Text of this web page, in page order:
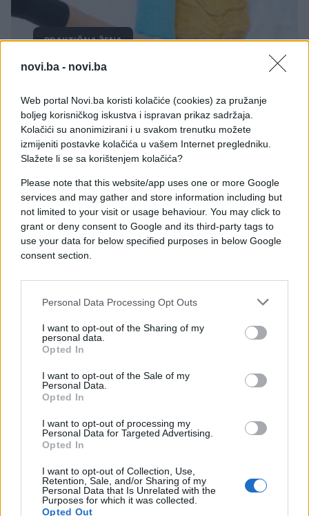
novi.ba - novi.ba
Web portal Novi.ba koristi kolačiće (cookies) za pružanje
boljeg korisničkog iskustva i ispravan prikaz sadržaja.
Kolačići su anonimizirani i u svakom trenutku možete
izmijeniti postavke kolačića u vašem Internet pregledniku.
Slažete li se sa korištenjem kolačića?
Please note that this website/app uses one or more Google
services and may gather and store information including but
not limited to your visit or usage behaviour. You may click to
grant or deny consent to Google and its third-party tags to
use your data for below specified purposes in below Google
consent section.
Personal Data Processing Opt Outs
I want to opt-out of the Sharing of my
personal data.
Opted In
I want to opt-out of the Sale of my
Personal Data.
Opted In
I want to opt-out of processing my
Personal Data for Targeted Advertising.
Opted In
I want to opt-out of Collection, Use,
Retention, Sale, and/or Sharing of my
Personal Data that Is Unrelated with the
Purposes for which it was collected.
Opted Out
PRAKTIČNA ŽENA
Uz pomoć ove metode možete proširiti odjeću
koja se skupila tokom pranja! (VIDEO)
Saznaj više
SVE ZA DOM
26.08.17. 14:42
Saznaj više